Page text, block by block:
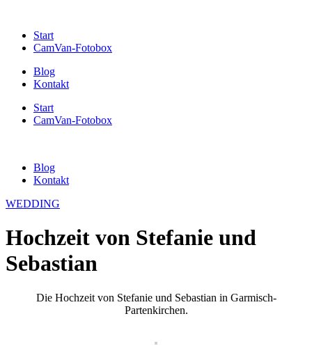
Start
CamVan-Fotobox
Blog
Kontakt
Start
CamVan-Fotobox
Blog
Kontakt
WEDDING
Hochzeit von Stefanie und
Sebastian
Die Hochzeit von Stefanie und Sebastian in Garmisch-
Partenkirchen.